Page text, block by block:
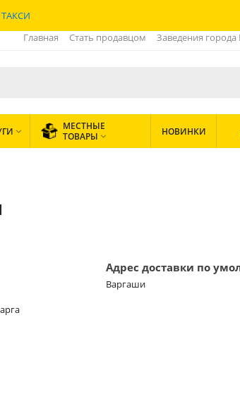
ТАКСИ
Главная Стать продавцом Заведения

МЕСТНЫЕ
ТОВАРЫ  НОВИНКИ
Адрес доставки по
Варгаши